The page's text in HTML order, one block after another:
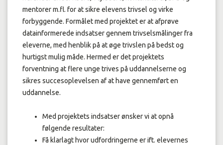
mentorer m.fl. for at sikre elevens trivsel og virke
forbyggende. Formålet med projektet er at afprøve
datainformerede indsatser gennem trivselsmålinger fra
eleverne, med henblik på at øge trivslen på bedst og
hurtigst mulig måde. Hermed er det projektets
forventning at flere unge trives på uddannelserne og
sikres succesoplevelsen af at have gennemført en
uddannelse.
Med projektets indsatser ønsker vi at opnå
følgende resultater:
Få klarlagt hvor udfordringerne er ift. elevernes